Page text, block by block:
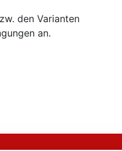
den Varianten
an.